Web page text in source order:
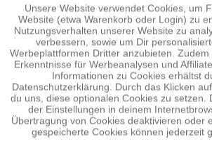
NEWSLETTER
Jetzt anmelden und 10 € Gutschein sichern
Funktionale
Tracking
Personalisierung
Service
Unsere Website verwendet Cookies, um
Website (etwa Warenkorb oder Login) zu
Nutzungsverhalten unserer Website zu
verbessern, sowie um Dir
Werbeplattformen Dritter anzubieten.
Erkenntnisse für Werbeanalysen und
Informationen zu Cookies erhältst
Datenschutzerklärung. Durch das Klicken
du uns, diese optionalen Cookies zu setzen.
der Einstellungen in deinem
Übertragung von Cookies deaktivieren oder
gespeicherte Cookies können jederzeit